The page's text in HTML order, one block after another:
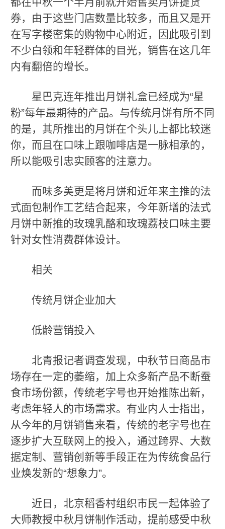
券，由于这些门店数量比较多，而且又是开
在写字楼密集的购物中心附近，因此吸引到
不少白领和年轻群体的目光，销售在这几年
内有翻倍的增长。
星巴克连年推出月饼礼盒已经成为“星
粉”每年最期待的产品。与传统月饼有所不同
的是，其所推出的月饼在个头儿上都比较迷
你，而且在口味上跟咖啡店是一脉相承的，
所以能吸引忠实顾客的注意力。
而味多美更是将月饼和近年来主推的法
式面包制作工艺结合起来，今年新增的法式
月饼中新推的玫瑰乳酪和玫瑰荔枝口味主要
针对女性消费群体设计。
相关
传统月饼企业加大
低龄营销投入
北青报记者调查发现，中秋节日商品市
场存在一定的萎缩，加上众多新产品不断蚕
食市场份额，传统老字号也开始推陈出新，
考虑年轻人的市场需求。有业内人士指出，
从今年的月饼销售来看，传统的老字号也在
逐步扩大互联网上的投入，通过跨界、大数
据定制、营销创新等手段正在为传统食品行
业焕发新的“想象力”。
近日，北京稻香村组织市民一起体验了
大师教授中秋月饼制作活动，提前感受中秋